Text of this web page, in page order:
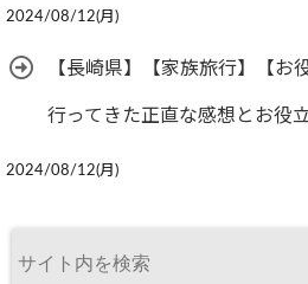
2024/08/12(月)
【長崎県】【家族旅行】【お
行ってきた正直な感想とお役
2024/08/12(月)